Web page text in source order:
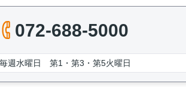
072-688-5000
毎週水曜日 第1・第3・第5火曜日